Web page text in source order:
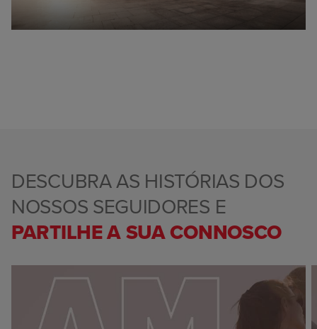
DESCUBRA AS HISTÓRIAS DOS
NOSSOS SEGUIDORES E
PARTILHE A SUA CONNOSCO